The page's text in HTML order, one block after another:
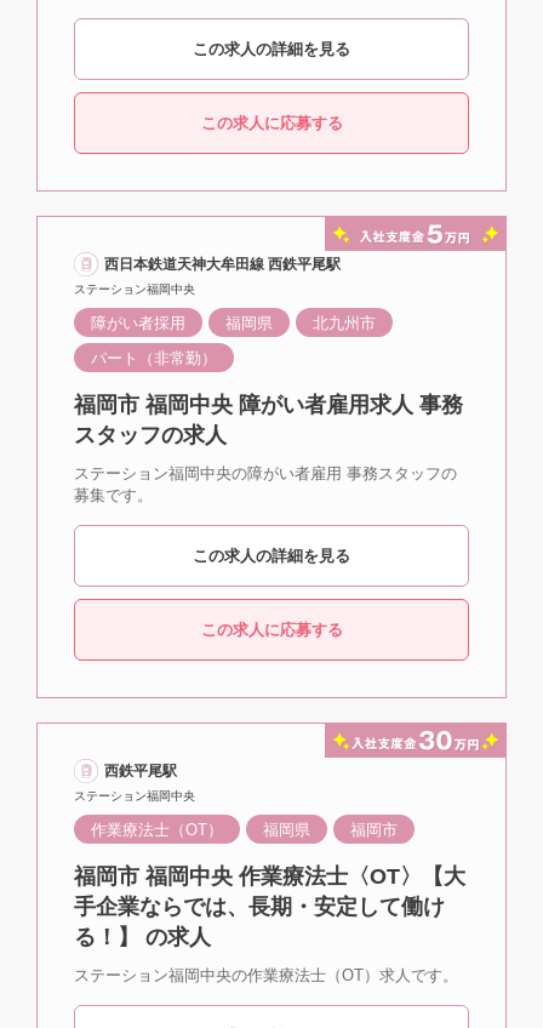
この求人の詳細を見る
この求人に応募する
西日本鉄道天神大牟田線 西鉄平尾駅
ステーション福岡中央
障がい者採用 福岡県
北九州市
パート（非常勤）
福岡市 福岡中央 障がい者雇用求人 事務
スタッフの求人
ステーション福岡中央の障がい者雇用 事務スタッフの
募集です。
この求人の詳細を見る
この求人に応募する
西鉄平尾駅
ステーション福岡中央
作業療法士（OT） 福岡県 福岡市
福岡市 福岡中央 作業療法士〈OT〉【大
手企業ならでは、長期・安定して働け
る！】 の求人
ステーション福岡中央の作業療法士（OT）求人です。